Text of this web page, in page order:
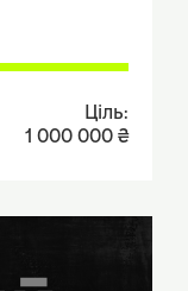
Ціль:
1 000 000 ₴